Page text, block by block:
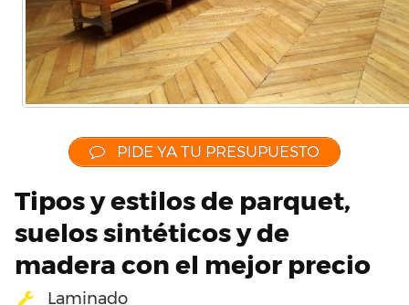
PIDE YA TU PRESUPUESTO
Tipos y estilos de parquet,
suelos sintéticos y de
madera con el mejor precio
Laminado